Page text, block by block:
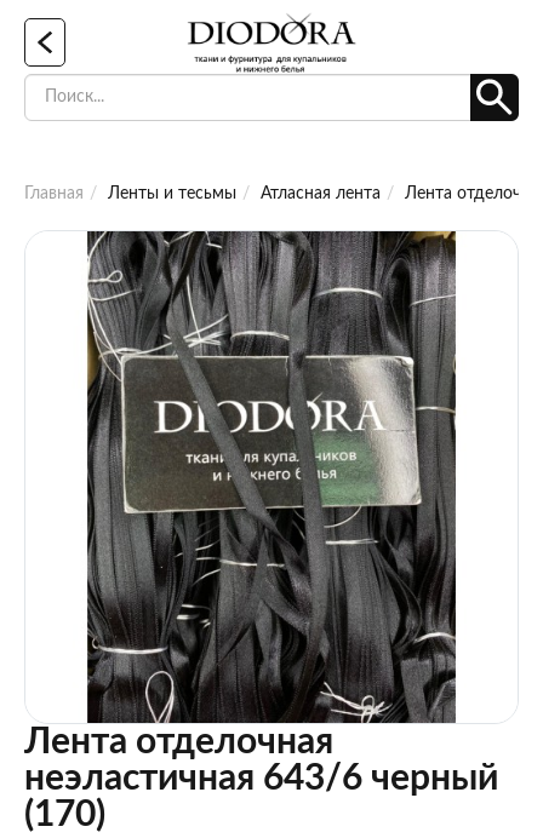
Главная Ленты и тесьмы Атласная лента Лента
Лента отделочная
неэластичная 643/6 черный
(170)